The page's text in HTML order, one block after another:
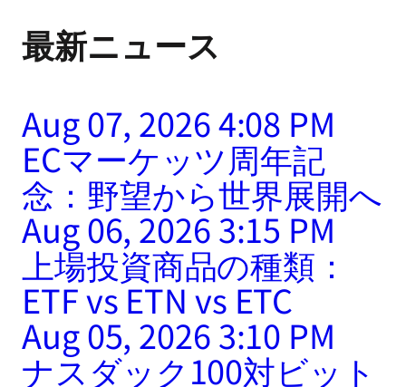
最新ニュース
Aug 07, 2026 4:08 PM
ECマーケッツ周年記
念：野望から世界展開へ
Aug 06, 2026 3:15 PM
上場投資商品の種類：
ETF vs ETN vs ETC
Aug 05, 2026 3:10 PM
ナスダック100対ビット